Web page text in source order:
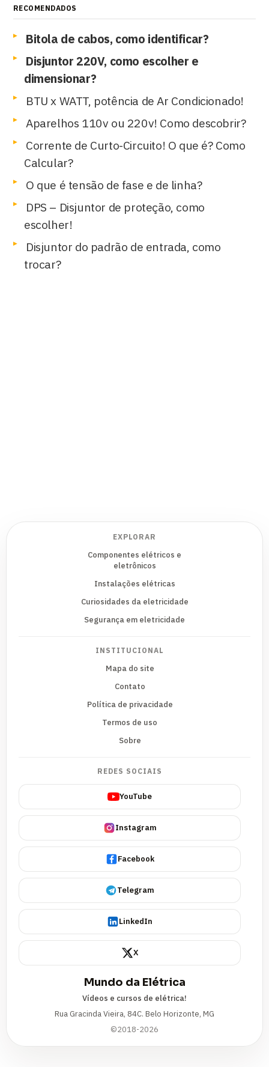
RECOMENDADOS
Bitola de cabos, como identificar?
Disjuntor 220V, como escolher e
dimensionar?
BTU x WATT, potência de Ar Condicionado!
Aparelhos 110v ou 220v! Como descobrir?
Corrente de Curto-Circuito! O que é? Como
Calcular?
O que é tensão de fase e de linha?
DPS – Disjuntor de proteção, como
escolher!
Disjuntor do padrão de entrada, como
trocar?
EXPLORAR
Componentes elétricos e
eletrônicos
Instalações elétricas
Curiosidades da eletricidade
Segurança em eletricidade
INSTITUCIONAL
Mapa do site
Contato
Política de privacidade
Termos de uso
Sobre
REDES SOCIAIS
YouTube
Instagram
Facebook
Telegram
LinkedIn
X
Mundo da Elétrica
Vídeos e cursos de elétrica!
Rua Gracinda Vieira, 84C. Belo Horizonte, MG
©2018-2026